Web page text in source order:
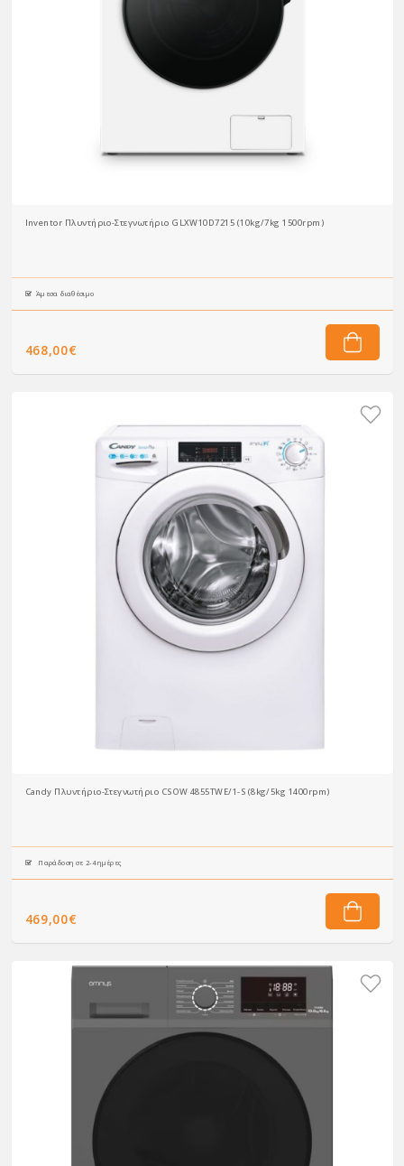
Inventor Πλυντήριο-Στεγνωτήριο GLXW10D7215 (10kg/7kg 1500rpm)
Άμεσα διαθέσιμο
468,00€
Candy Πλυντήριο-Στεγνωτήριο CSOW 4855TWE/1-S (8kg/5kg 1400rpm)
Παράδοση σε 2-4 ημέρες
469,00€